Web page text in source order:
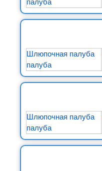
палуба
Шлюпочная палуба
палуба
Шлюпочная палуба
палуба